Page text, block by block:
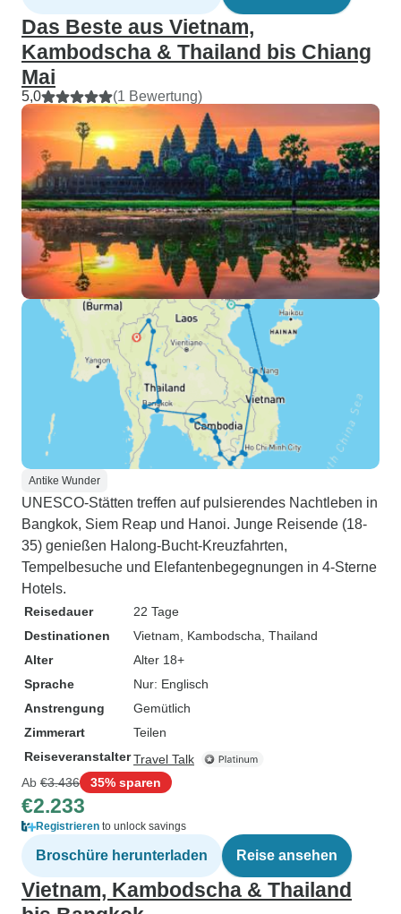
Das Beste aus Vietnam,
Kambodscha & Thailand bis Chiang
Mai
5,0 (1 Bewertung)
Antike Wunder
UNESCO-Stätten treffen auf pulsierendes Nachtleben in
Bangkok, Siem Reap und Hanoi. Junge Reisende (18-
35) genießen Halong-Bucht-Kreuzfahrten,
Tempelbesuche und Elefantenbegegnungen in 4-Sterne
Hotels.
Reisedauer
22 Tage
Destinationen
Vietnam , Kambodscha , Thailand
Alter
Alter 18+
Sprache
Nur: Englisch
Anstrengung
Gemütlich
Zimmerart
Teilen
ReiseveranstalterTravel Talk
Ab €3.436 35% sparen
€2.233
Registrieren to unlock savings
Broschüre herunterladen Reise ansehen
Vietnam, Kambodscha & Thailand